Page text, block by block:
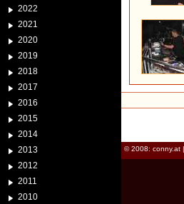
2022
2021
2020
2019
2018
2017
2016
2015
2014
2013
2012
2011
2010
© 2008: conny.at |